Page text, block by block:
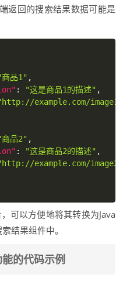
返回的搜索结果数据可能是
品1" ,
: "这是商品1的描述" ,
example.com/
品2" ,
: "这是商品2的描述" ,
example.com/
可以方便地将其转换为Java
结果组件中。
的代码示例